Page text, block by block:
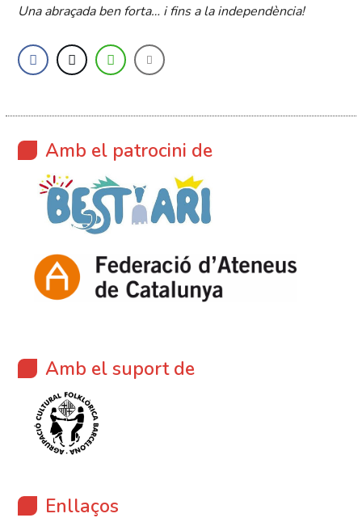
Una abraçada ben forta… i fins a la independència!
Amb el patrocini de
Amb el suport de
Enllaços